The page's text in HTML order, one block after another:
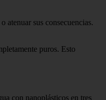
atenuar sus consecuencias.
puros. Esto
con nanoplásticos en tres